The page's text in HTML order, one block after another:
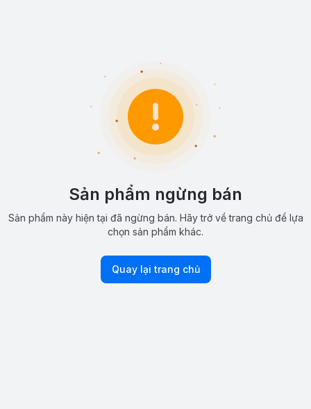
Sản phẩm ngừng bán
Sản phẩm này hiện tại đã ngừng bán. Hãy trở về trang chủ để lựa
chọn sản phẩm khác.
Quay lại trang chủ